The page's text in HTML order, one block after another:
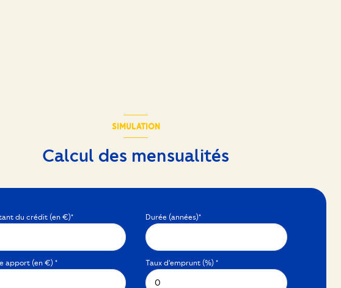
SIMULATION
Calcul des mensualités
du crédit (en €)* Durée (années)*
apport (en €) * Taux d'emprunt (%) *